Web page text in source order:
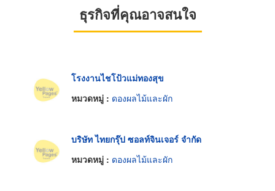
ธุรกิจที่คุณอาจสนใจ
โรงงานไชโป้วแม่ทองสุข
หมวดหมู่ : ดองผลไม้และผัก
บริษัท ไทยกรุ๊ป ซอลท์จินเจอร์ จำกัด
หมวดหมู่ : ดองผลไม้และผัก